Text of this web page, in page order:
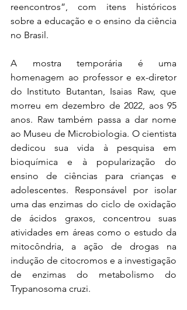
reencontros”, com itens históricos
sobre a educação e o ensino da ciência
no Brasil.
A mostra temporária é uma
homenagem ao professor e ex-diretor
do Instituto Butantan, Isaias Raw, que
morreu em dezembro de 2022, aos 95
anos. Raw também passa a dar nome
ao Museu de Microbiologia. O cientista
dedicou sua vida à pesquisa em
bioquímica e à popularização do
ensino de ciências para crianças e
adolescentes. Responsável por isolar
uma das enzimas do ciclo de oxidação
de ácidos graxos, concentrou suas
atividades em áreas como o estudo da
mitocôndria, a ação de drogas na
indução de citocromos e a investigação
de enzimas do metabolismo do
Trypanosoma cruzi.